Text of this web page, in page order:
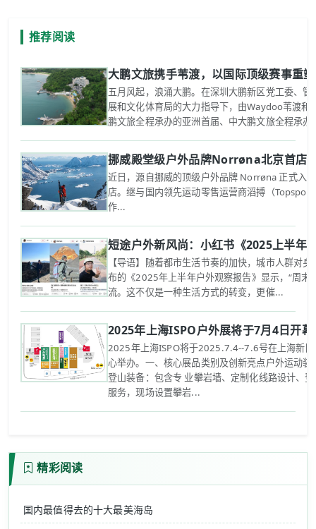
推荐阅读
大鹏文旅携手苇渡，以国际顶级赛事重
五月风起，浪涌大鹏。在深圳大鹏新区党工委、
展和文化体育局的大力指导下，由Waydoo苇渡和
鹏文旅全程承办的亚洲首届、中大鹏文旅全程承
挪威殿堂级户外品牌Norrøna北京首店
近日，源自挪威的顶级户外品牌 Norrøna 正式入
店。继与国内领先运动零售运营商滔搏（
作...
短途户外新风尚：小红书《2025上半年
【导语】随着都市生活节奏的加快，城市人群对
布的《2025年上半年户外观察报告》显示，“周末
流。这不仅是一种生活方式的转变，更催...
2025年上海ISPO户外展将于7月4日开幕
2025年上海ISPO将于2025.7.4--7.6号在上海新
心举办。一、核心展品类别及创新亮点‌户外运动装
登山装备：包含专 业攀岩墙、定制化线路设计、
服务，现场设置攀岩...
精彩阅读
国内最值得去的十大最美海岛